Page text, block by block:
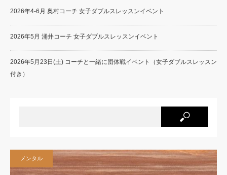
2026年4-6月 奥村コーチ 女子ダブルスレッスンイベント
2026年5月 涌井コーチ 女子ダブルスレッスンイベント
2026年5月23日(土) コーチと一緒に団体戦イベント（女子ダブルスレッスン
付き）
メンタル